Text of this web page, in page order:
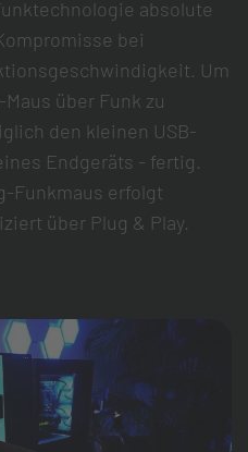
absolute
bei
Um
über Funk zu
den kleinen USB-
Endgeräts - fertig.
Funkmaus erfolgt
über Plug & Play.